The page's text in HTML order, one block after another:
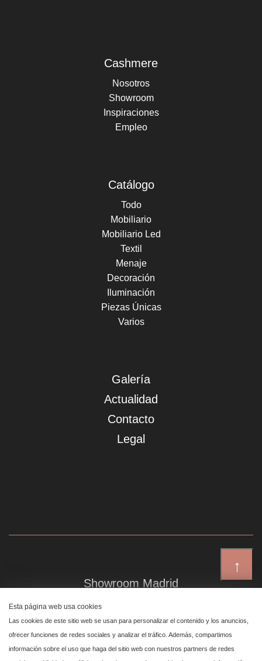
↑
Cashmere
Nosotros
Showroom
Inspiraciones
Empleo
Catálogo
Todo
Mobiliario
Mobiliario Led
Textil
Menaje
Decoración
Iluminación
Piezas Únicas
Varios
Galería
Actualidad
Contacto
Legal
Showroom Madrid
Plaza de Canalejas 6, 4 izq
Centro, 28014 Madrid
Esta página web usa cookies
Las cookies de este sitio web se usan para personalizar el contenido y los anuncios,
ofrecer funciones de redes sociales y analizar el tráfico. Además, compartimos
información sobre el uso que haga del sitio web con nuestros partners de redes